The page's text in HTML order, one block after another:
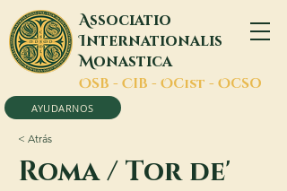
Associatio
Internationalis
Monastica
OSB - CIB - OCist - OCSO
AYUDARNOS
< Atrás
Roma / Tor de'